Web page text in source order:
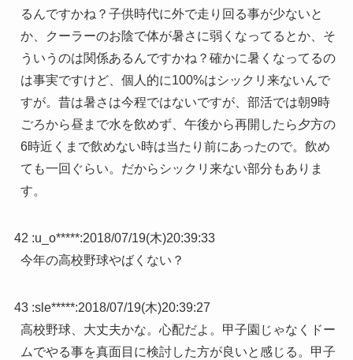
るんですかね？子供時代に外で走り回る事が少ないと
か、クーラーのお陰で体が暑さに弱くなってるとか、そ
ういうのは関係あるんですかね？確かに暑くなってるの
は事実ですけど、個人的に100%はシックリ来ないんで
すが。昔は暑さは今程ではないですが、部活では朝9時
ごろから昼まで水を飲めず、午後から再開したら夕方の
6時近くまで飲めない時は当たり前にあったので。飲め
ても一回ぐらい。だからシックリ来ない部分もありま
す。
42 :u_o*****:2018/07/19(木)20:39:33
今年の高校野球やばくない？
43 :sle*****:2018/07/19(木)20:39:27
高校野球、大丈夫かな。心配だよ。甲子園じゃなくドー
ムでやる事を真面目に検討した方が良いと感じる。甲子